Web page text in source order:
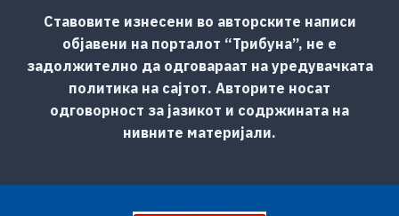
Ставовите изнесени во авторските написи
објавени на порталот “Трибуна”, не е
задолжително да одговараат на уредувачката
политика на сајтот. Авторите носат
одговорност за јазикот и содржината на
нивните материјали.